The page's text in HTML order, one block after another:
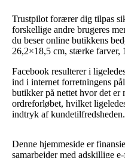
Trustpilot forærer dig tilpas
forskellige andre brugeres
du beser online butikkens
26,2×18,5 cm, stærke farver,
Facebook resulterer i
ind i internet forretningens
butikker på nettet hvor det
ordreforløbet, hvilket
indtryk af kundetilfredsheden.
Denne hjemmeside er
samarbejder med adskillige